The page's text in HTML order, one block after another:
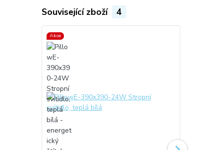
Související zboží 4
Akce